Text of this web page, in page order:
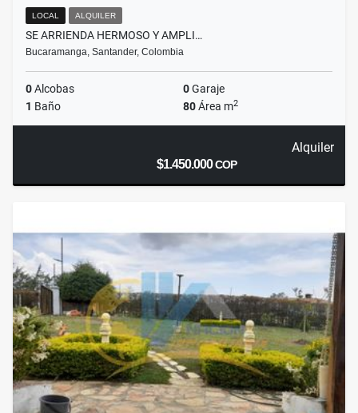
LOCAL ALQUILER
SE ARRIENDA HERMOSO Y AMPLI…
Bucaramanga, Santander, Colombia
0Alcobas 0Garaje
1 Baño 80Área m2
Alquiler
$1.450.000COP